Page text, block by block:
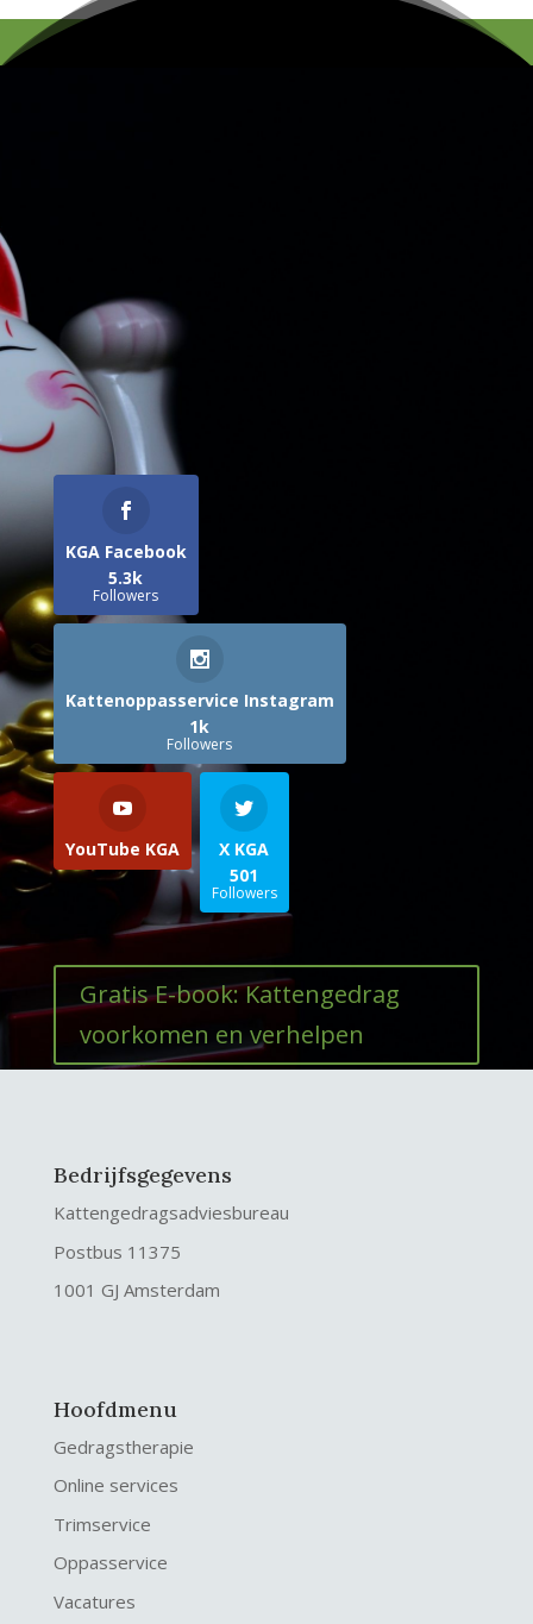
KGA Facebook
5.3k
Followers
Kattenoppasservice Instagram
1k
Followers
YouTube KGA
X KGA
501
Followers
Gratis E-book: Kattengedrag
voorkomen en verhelpen
Bedrijfsgegevens
Kattengedragsadviesbureau
Postbus 11375
1001 GJ Amsterdam
Hoofdmenu
Gedragstherapie
Online services
Trimservice
Oppasservice
Vacatures